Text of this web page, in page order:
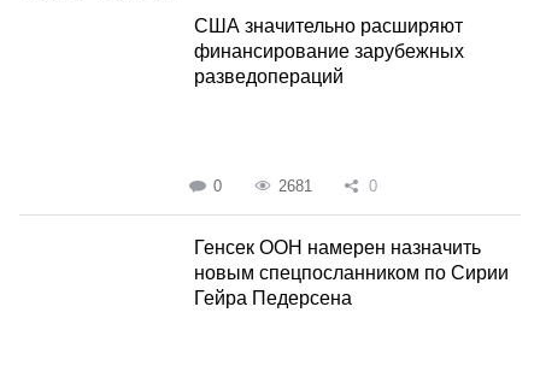
США значительно расширяют
финансирование зарубежных
разведопераций
0 2681 0
Генсек ООН намерен назначить
новым спецпосланником по Сирии
Гейра Педерсена